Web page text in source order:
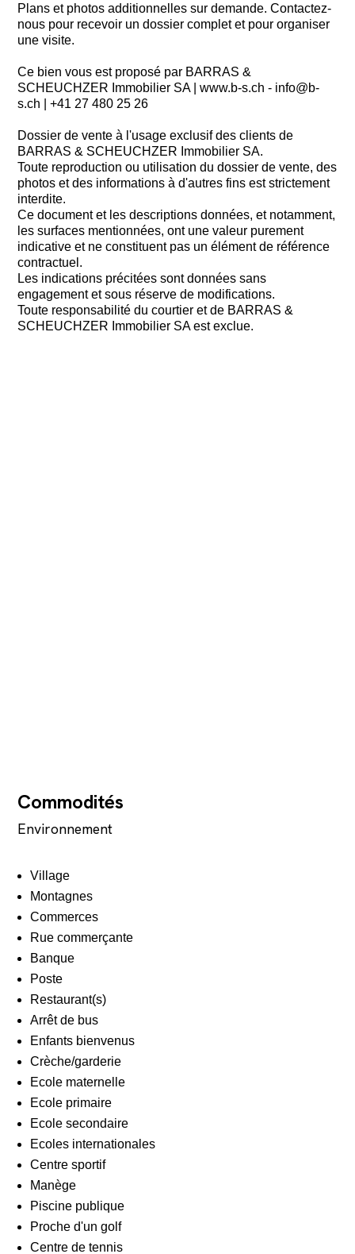
Plans et photos additionnelles sur demande. Contactez-
nous pour recevoir un dossier complet et pour organiser
une visite.
Ce bien vous est proposé par BARRAS &
SCHEUCHZER Immobilier SA | www.b-s.ch - info@b-
s.ch | +41 27 480 25 26
Dossier de vente à l'usage exclusif des clients de
BARRAS & SCHEUCHZER Immobilier SA.
Toute reproduction ou utilisation du dossier de vente, des
photos et des informations à d'autres fins est strictement
interdite.
Ce document et les descriptions données, et notamment,
les surfaces mentionnées, ont une valeur purement
indicative et ne constituent pas un élément de référence
contractuel.
Les indications précitées sont données sans
engagement et sous réserve de modifications.
Toute responsabilité du courtier et de BARRAS &
SCHEUCHZER Immobilier SA est exclue.
Commodités
Environnement
Village
Montagnes
Commerces
Rue commerçante
Banque
Poste
Restaurant(s)
Arrêt de bus
Enfants bienvenus
Crèche/garderie
Ecole maternelle
Ecole primaire
Ecole secondaire
Ecoles internationales
Centre sportif
Manège
Piscine publique
Proche d'un golf
Centre de tennis